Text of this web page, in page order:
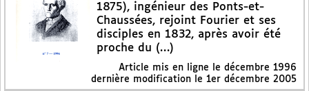
1875), ingénieur des Ponts-et-
Chaussées, rejoint Fourier et ses
disciples en 1832, après avoir été
proche du (…)
Article mis en ligne le décembre 1996
dernière modification le 1er décembre 2005